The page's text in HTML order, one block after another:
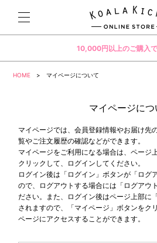
10,000円以上のご購入
HOME > マイページについて
マイページにつ
マイページでは、会員登録情報やお届け先
覧やご注文履歴の確認などができます。
マイページをご利用になる場合は、ページ
クリックして、ログインしてください。
ログイン後は「ログイン」ボタンが「ログ
ので、ログアウトする場合には「ログアウ
ださい。また、ログイン後はページ上部に
されますので、「マイページ」ボタンをク
ページにアクセスすることができます。